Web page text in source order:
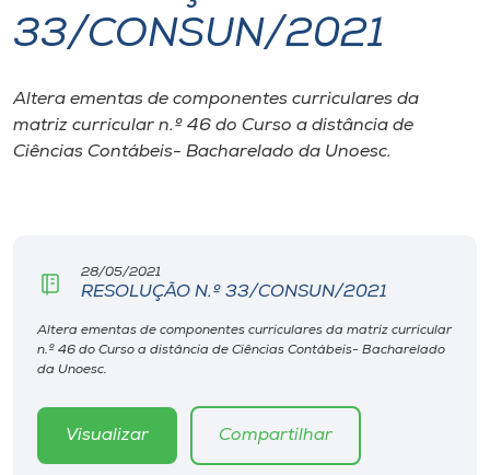
I.nova
Diplomados
Editora
Rádio
33/CONSUN/2021
Altera ementas de componentes curriculares da
matriz curricular n.º 46 do Curso a distância de
Ciências Contábeis- Bacharelado da Unoesc.
28/05/2021
RESOLUÇÃO N.º 33/CONSUN/2021
Altera ementas de componentes curriculares da matriz curricular
n.º 46 do Curso a distância de Ciências Contábeis- Bacharelado
da Unoesc.
Visualizar Compartilhar